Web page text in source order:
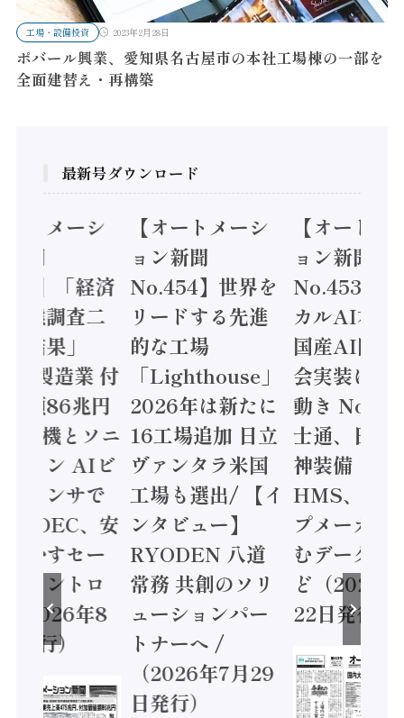
工場・設備投資 2023年2月28日
ポバール興業、愛知県名古屋市の本社工場棟の一部を
全面建替え・再構築
最新号ダウンロード
トメーシ
】「経済
態調査二
結果」
年製造業 付
額86兆円
電機とソニ
コン AIビ
センサで
/ IDEC、安
かすセー
コントロ
2026年8
発行）
【オートメーシ
ョン新聞
No.454】世界を
リードする先進
的な工場
「Lighthouse」
2026年は新たに
16工場追加 日立
ヴァンタラ米国
工場も選出/ 【イ
ンタビュー】
RYODEN 八道
常務 共創のソリ
ューションパー
トナーへ /
（2026年7月29
日発行）
【オートメ
ョン新聞
No.453】フ
カルAI本格
国産AI開発
会実装に活
動き
士通、日立
神装備 ×
HMS、老舗
プメーカー
むデータ活
ど（2026年
22日発行）